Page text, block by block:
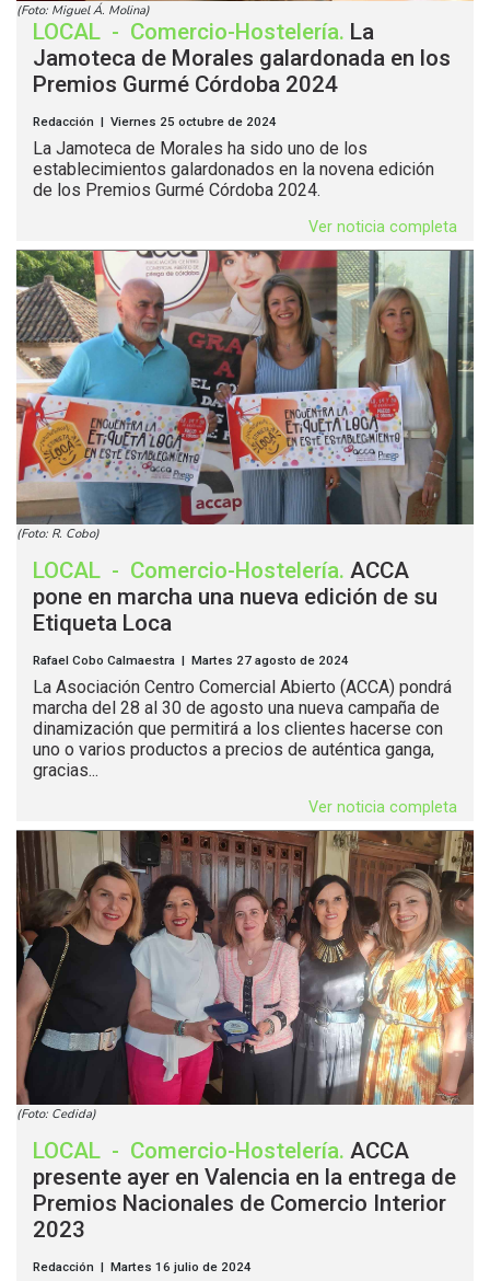
(Foto: Miguel Á. Molina)
LOCAL - Comercio-Hostelería. La
Jamoteca de Morales galardonada en los
Premios Gurmé Córdoba 2024
Redacción | Viernes 25 octubre de 2024
La Jamoteca de Morales ha sido uno de los
establecimientos galardonados en la novena edición
de los Premios Gurmé Córdoba 2024.
Ver noticia completa
(Foto: R. Cobo)
LOCAL - Comercio-Hostelería. ACCA
pone en marcha una nueva edición de su
Etiqueta Loca
Rafael Cobo Calmaestra | Martes 27 agosto de 2024
La Asociación Centro Comercial Abierto (ACCA) pondrá
marcha del 28 al 30 de agosto una nueva campaña de
dinamización que permitirá a los clientes hacerse con
uno o varios productos a precios de auténtica ganga,
gracias...
Ver noticia completa
(Foto: Cedida)
LOCAL - Comercio-Hostelería. ACCA
presente ayer en Valencia en la entrega de
Premios Nacionales de Comercio Interior
2023
Redacción | Martes 16 julio de 2024